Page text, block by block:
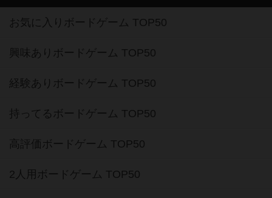
お気に入りボードゲーム TOP50
興味ありボードゲーム TOP50
経験ありボードゲーム TOP50
持ってるボードゲーム TOP50
高評価ボードゲーム TOP50
2人用ボードゲーム TOP50